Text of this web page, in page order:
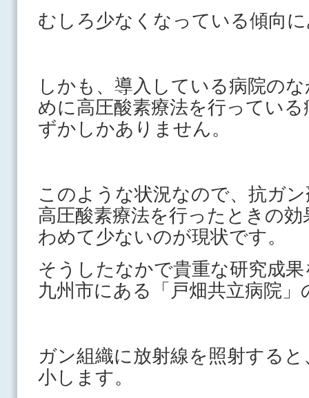
むしろ少なくなっている傾向
しかも、導入している病院の
めに高圧酸素療法を行ってい
ずかしかありません。
このような状況なので、抗ガ
高圧酸素療法を行ったときの
わめて少ないのが現状です。
そうしたなかで貴重な研究成
九州市にある「戸畑共立病院
ガン組織に放射線を照射する
小します。